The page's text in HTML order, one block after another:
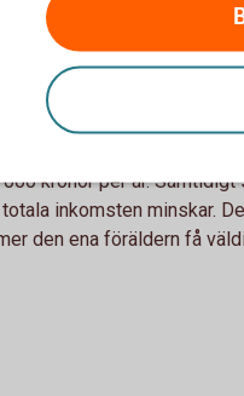
inte kan arbeta har
är knappt 80
kronor per år.
inkomsten minskar.
den ena föräldern få